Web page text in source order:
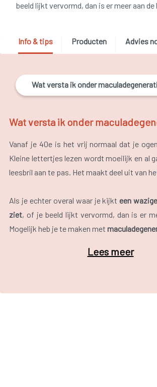
beeld lijkt vervormd, dan is er meer aan de
Info & tips Producten Advies
Wat versta ik onder
Wat versta ik onder
Vanaf je 40e is het vrij normaal dat je
Kleine lettertjes lezen wordt moeilijk en al
leesbril aan te pas. Het maakt deel uit van
Als je echter overal waar je kijkteen
ziet, of je beeld lijkt vervormd, dan is er
Mogelijk heb je te maken met
Scherp zien doe je met de kegeltjes die in
Lees meer